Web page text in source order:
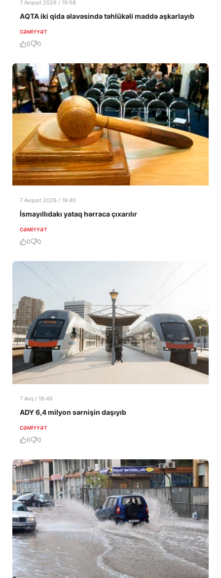
7 Avqust 2026 / 19:58
AQTA iki qida əlavəsində təhlükəli maddə aşkarlayıb
CƏMIYYƏT
0 0
7 Avqust 2026 / 19:40
İsmayıllıdakı yataq hərraca çıxarılır
CƏMIYYƏT
0 0
7 Avq / 18:46
ADY 6,4 milyon sərnişin daşıyıb
CƏMIYYƏT
0 0